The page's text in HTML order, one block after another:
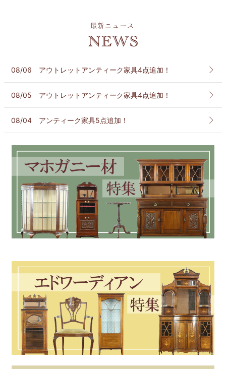
08/06 アウトレットアンティーク家具4点追加！
08/05 アウトレットアンティーク家具4点追加！
08/04 アンティーク家具5点追加！